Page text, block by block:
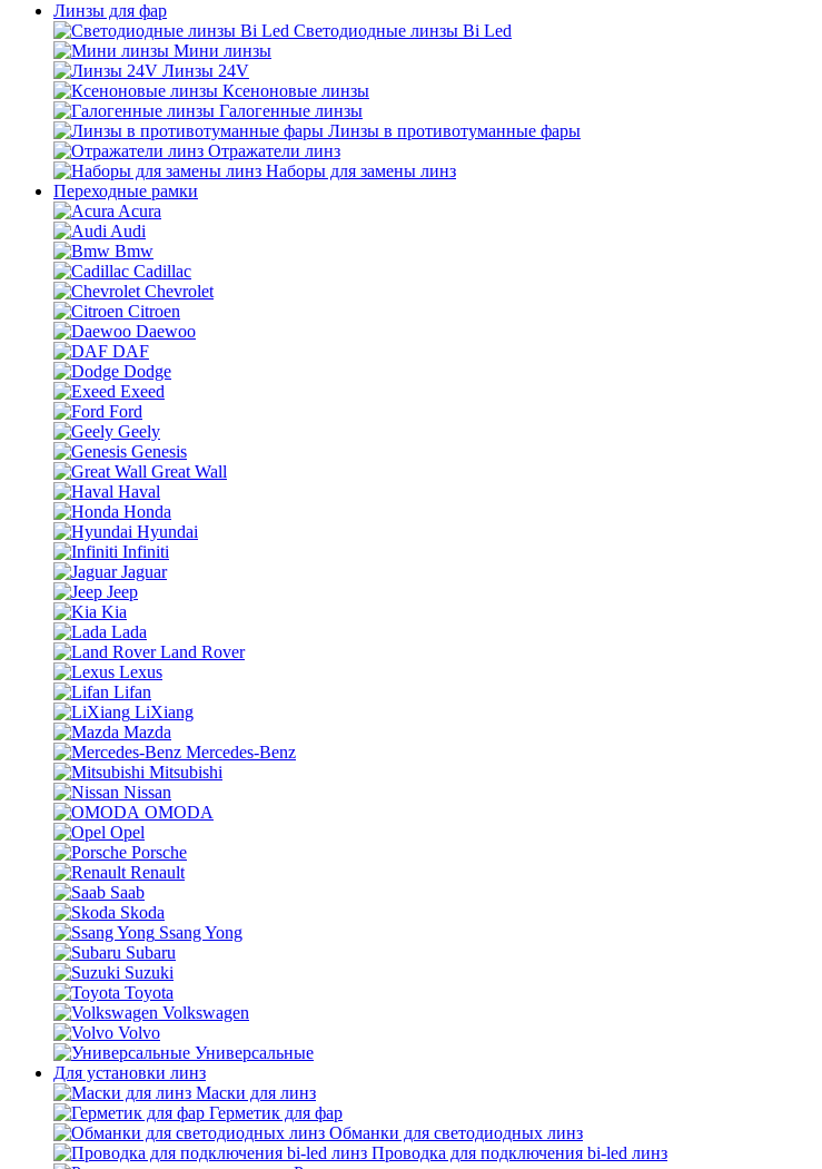
Линзы для фар
Светодиодные линзы Bi Led
Мини линзы
Линзы 24V
Ксеноновые линзы
Галогенные линзы
Линзы в противотуманные фары
Отражатели линз
Наборы для замены линз
Переходные рамки
Acura
Audi
Bmw
Cadillac
Chevrolet
Citroen
Daewoo
DAF
Dodge
Exeed
Ford
Geely
Genesis
Great Wall
Haval
Honda
Hyundai
Infiniti
Jaguar
Jeep
Kia
Lada
Land Rover
Lexus
Lifan
LiXiang
Mazda
Mercedes-Benz
Mitsubishi
Nissan
OMODA
Opel
Porsche
Renault
Saab
Skoda
Ssang Yong
Subaru
Suzuki
Toyota
Volkswagen
Volvo
Универсальные
Для установки линз
Маски для линз
Герметик для фар
Обманки для светодиодных линз
Проводка для подключения bi-led линз